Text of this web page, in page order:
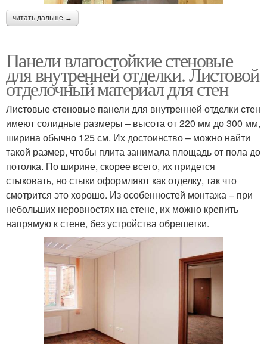
читать дальше →
Панели влагостойкие стеновые
для внутренней отделки. Листовой
отделочный материал для стен
Листовые стеновые панели для внутренней отделки стен
имеют солидные размеры – высота от 220 мм до 300 мм,
ширина обычно 125 см. Их достоинство – можно найти
такой размер, чтобы плита занимала площадь от пола до
потолка. По ширине, скорее всего, их придется
стыковать, но стыки оформляют как отделку, так что
смотрится это хорошо. Из особенностей монтажа – при
небольших неровностях на стене, их можно крепить
напрямую к стене, без устройства обрешетки.